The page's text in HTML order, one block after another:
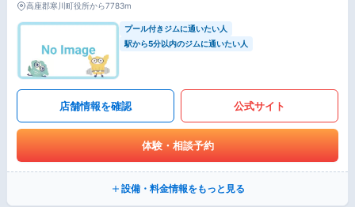
高座郡寒川町役所から7783m
プール付きジムに通いたい人
駅から5分以内のジムに通いたい人
店舗情報を確認 公式サイト
体験・相談予約
設備・料金情報をもっと見る